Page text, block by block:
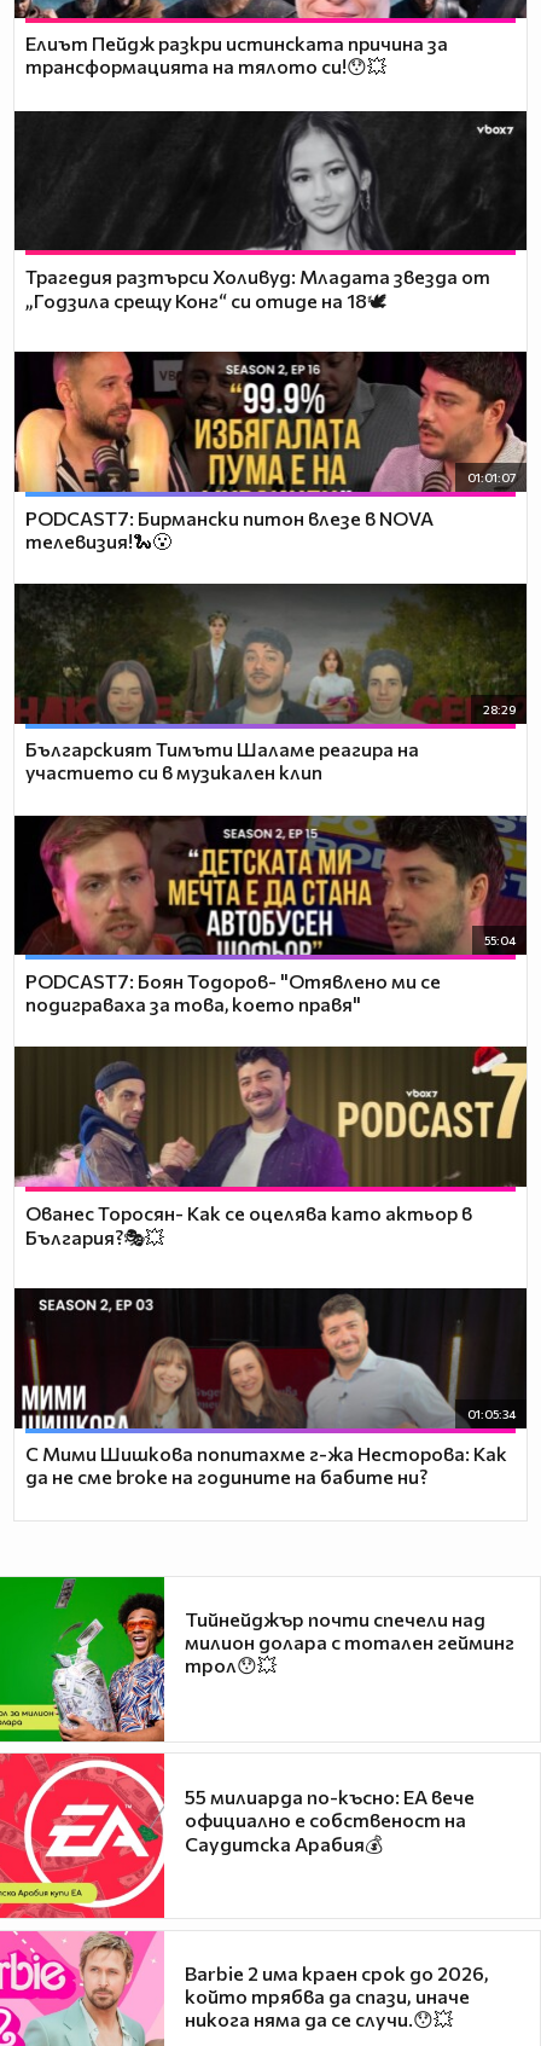
Елиът Пейдж разкри истинската причина за
трансформацията на тялото си!😯💥
Трагедия разтърси Холивуд: Младата звезда от
„Годзила срещу Конг“ си отиде на 18🕊️
01:01:07
PODCAST7: Бирмански питон влезе в NOVA
телевизия!🐍😮
28:29
Българският Тимъти Шаламе реагира на
участието си в музикален клип
55:04
PODCAST7: ‪Боян Тодоров- "Отявлено ми се
подиграваха за това, което правя"
Ованес Торосян- Как се оцелява като актьор в
България?🎭💥
01:05:34
С Мими Шишкова попитахме г-жа Несторова: Как
да не сме broke на годините на бабите ни?
Тийнейджър почти спечели над
милион долара с тотален гейминг
трол😯💥
55 милиарда по-късно: EA вече
официално е собственост на
Саудитска Арабия💰
Barbie 2 има краен срок до 2026,
който трябва да спази, иначе
никога няма да се случи.😯💥